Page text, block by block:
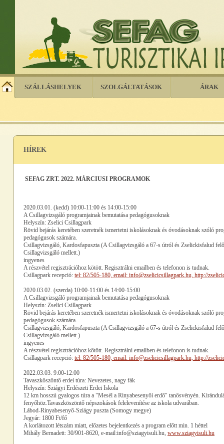
SZÁLLÁSHELYEK SZOLGÁLTATÁSOK ÁRAK
HÍREK
SEFAG ZRT. 2022. MÁRCIUSI PROGRAMOK
2020.03.01. (kedd) 10:00-11:00 és 14:00-15:00
A Csillagvizsgáló programjainak bemutatása pedagógusoknak
Helyszín: Zselici Csillagpark
Rövid bejárás keretében szeretnék ismertetni iskolásoknak és óvodásoknak szóló
pedagógusok számára.
Csillagvizsgáló, Kardosfapuszta (A Csillagvizsgáló a 67-s útról és Zselickisfalud
Csillagvizsgáló mellett.)
ingyenes
A részvétel regisztrációhoz kötött. Regisztrálni emailben és telefonon is tudnak.
Csillagpark recepció: tel: 82/505-180, email: info@zselicicsillagpark.hu, http://
2020.03.02. (szerda) 10:00-11:00 és 14:00-15:00
A Csillagvizsgáló programjainak bemutatása pedagógusoknak
Helyszín: Zselici Csillagpark
Rövid bejárás keretében szeretnék ismertetni iskolásoknak és óvodásoknak szóló
pedagógusok számára.
Csillagvizsgáló, Kardosfapuszta (A Csillagvizsgáló a 67-s útról és Zselickisfalud
Csillagvizsgáló mellett.)
ingyenes
A részvétel regisztrációhoz kötött. Regisztrálni emailben és telefonon is tudnak.
Csillagpark recepció: tel: 82/505-180, email: info@zselicicsillagpark.hu, http://
2022.03.03. 9:00-12:00
Tavaszköszöntő erdei túra: Nevezetes, nagy fák
Helyszín: Sziágyi Erdészeti Erdei Iskola
12 km hosszú gyalogos túra a "Mesél a Rinyabesenyői erdő" tanösvényén.
fenyőhöz.Tavaszköszöntő népszokások felelevenítése az iskola udvarában.
Lábod-Rinyabesenyő-Sziágy puszta (Somogy megye)
Jegyár: 1800 Ft/fő
A korlátozott létszám miatt, előzetes bejelentkezés a program előtt min. 1 héttel
Mihály Bernadett: 30/901-8620, e-mail:info@sziagyisuli.hu, www.sziagyisuli.hu